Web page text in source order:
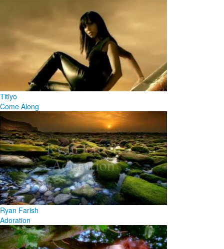
Titiyo
Come Along
Ryan Farish
Adoration